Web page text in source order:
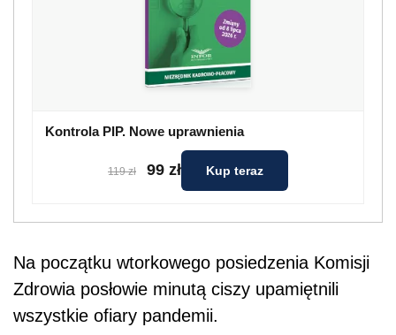
Kontrola PIP. Nowe uprawnienia
119 zł 99 zł Kup teraz
Na początku wtorkowego posiedzenia Komisji
Zdrowia posłowie minutą ciszy upamiętnili
wszystkie ofiary pandemii.